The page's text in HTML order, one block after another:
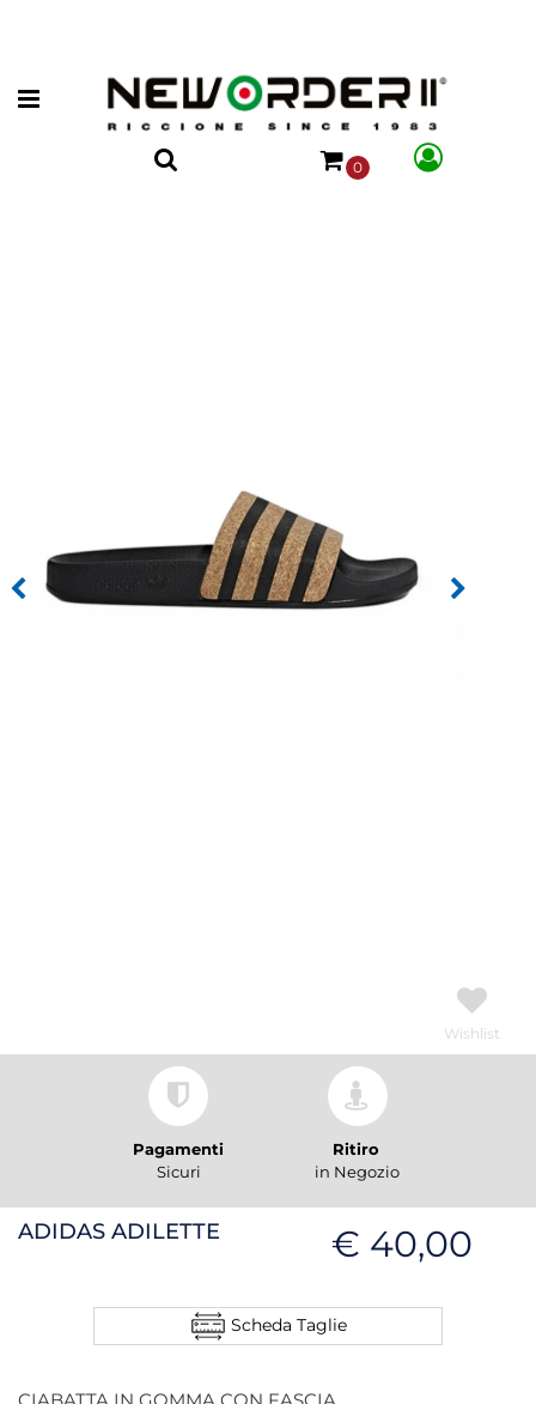
Open menu
0
Wishlist
Pagamenti
Sicuri
Ritiro
in Negozio
ADIDAS ADILETTE € 40,00
Scheda Taglie